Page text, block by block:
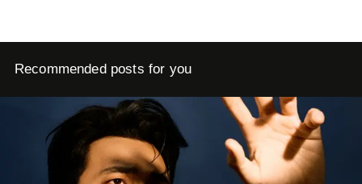
Recommended posts for you